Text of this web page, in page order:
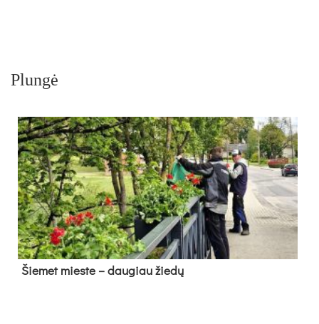
Plungė
Šie­met mies­te – dau­giau žie­dų